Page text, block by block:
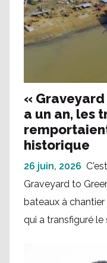
« Graveyard
a un an, les
historique
26 juin, 2026
Graveyard to
bateaux à
qui a transfiguré le